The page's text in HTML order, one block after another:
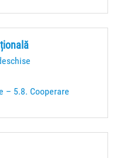
– 5.8. Cooperare